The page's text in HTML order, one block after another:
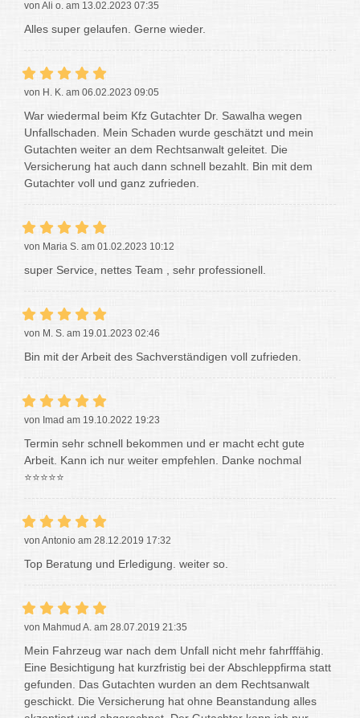
von Ali o. am 13.02.2023 07:35
Alles super gelaufen. Gerne wieder.
von H. K. am 06.02.2023 09:05
War wiedermal beim Kfz Gutachter Dr. Sawalha wegen
Unfallschaden. Mein Schaden wurde geschätzt und mein
Gutachten weiter an dem Rechtsanwalt geleitet. Die
Versicherung hat auch dann schnell bezahlt. Bin mit dem
Gutachter voll und ganz zufrieden.
von Maria S. am 01.02.2023 10:12
super Service, nettes Team , sehr professionell.
von M. S. am 19.01.2023 02:46
Bin mit der Arbeit des Sachverständigen voll zufrieden.
von Imad am 19.10.2022 19:23
Termin sehr schnell bekommen und er macht echt gute
Arbeit. Kann ich nur weiter empfehlen. Danke nochmal
⭐⭐⭐⭐⭐
von Antonio am 28.12.2019 17:32
Top Beratung und Erledigung. weiter so.
von Mahmud A. am 28.07.2019 21:35
Mein Fahrzeug war nach dem Unfall nicht mehr fahrfffähig.
Eine Besichtigung hat kurzfristig bei der Abschleppfirma statt
gefunden. Das Gutachten wurden an dem Rechtsanwalt
geschickt. Die Versicherung hat ohne Beanstandung alles